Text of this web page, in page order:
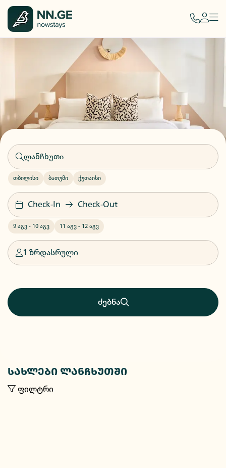
თბილისი ბათუმი ქუთაისი
Check-In Check-Out
9 აგვ - 10 აგვ 11 აგვ - 12 აგვ
1 ზრდასრული
ძებნა
სახლები ლანჩხუთში
ფილტრი